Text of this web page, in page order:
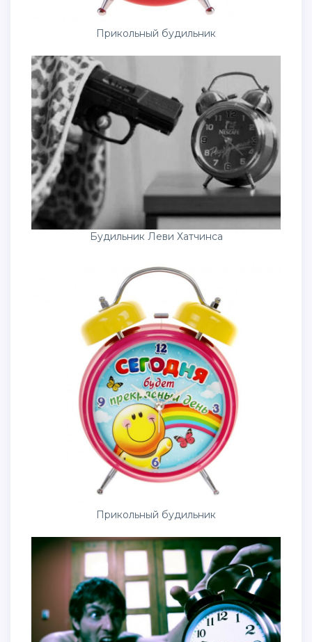
Прикольный будильник
Будильник Леви Хатчинса
Прикольный будильник